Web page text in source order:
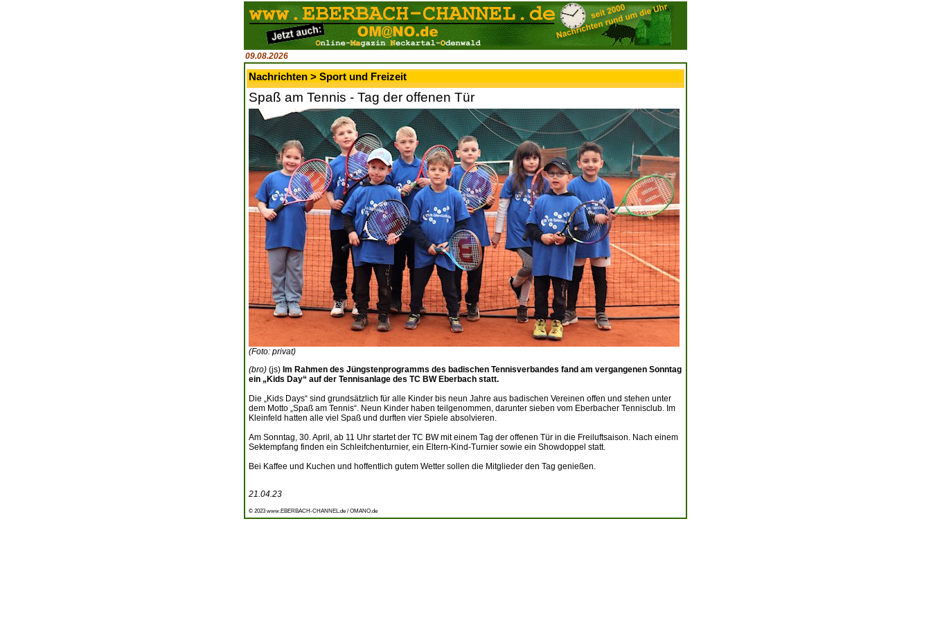
09.08.2026
Nachrichten > Sport und Freizeit
Spaß am Tennis - Tag der offenen Tür
(Foto: privat)
(bro) (js) Im Rahmen des Jüngstenprogramms des badischen Tennisverbandes fand am vergangenen Sonntag
ein „Kids Day“ auf der Tennisanlage des TC BW Eberbach statt.
Die „Kids Days“ sind grundsätzlich für alle Kinder bis neun Jahre aus badischen Vereinen offen und stehen unter
dem Motto „Spaß am Tennis“. Neun Kinder haben teilgenommen, darunter sieben vom Eberbacher Tennisclub. Im
Kleinfeld hatten alle viel Spaß und durften vier Spiele absolvieren.
Am Sonntag, 30. April, ab 11 Uhr startet der TC BW mit einem Tag der offenen Tür in die Freiluftsaison. Nach einem
Sektempfang finden ein Schleifchenturnier, ein Eltern-Kind-Turnier sowie ein Showdoppel statt.
Bei Kaffee und Kuchen und hoffentlich gutem Wetter sollen die Mitglieder den Tag genießen.
21.04.23
© 2023 www.EBERBACH-CHANNEL.de / OMANO.de